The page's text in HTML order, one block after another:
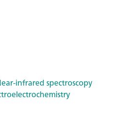
infrared spectroscopy